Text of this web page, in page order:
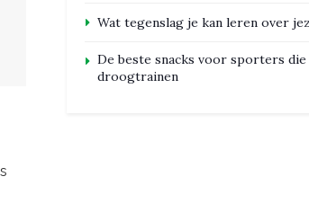
Wat tegenslag je kan leren over
De beste snacks voor sporters
droogtrainen